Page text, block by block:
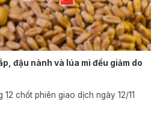
đậu nành và lúa mì đều giảm do
chốt phiên giao dịch ngày 12/11